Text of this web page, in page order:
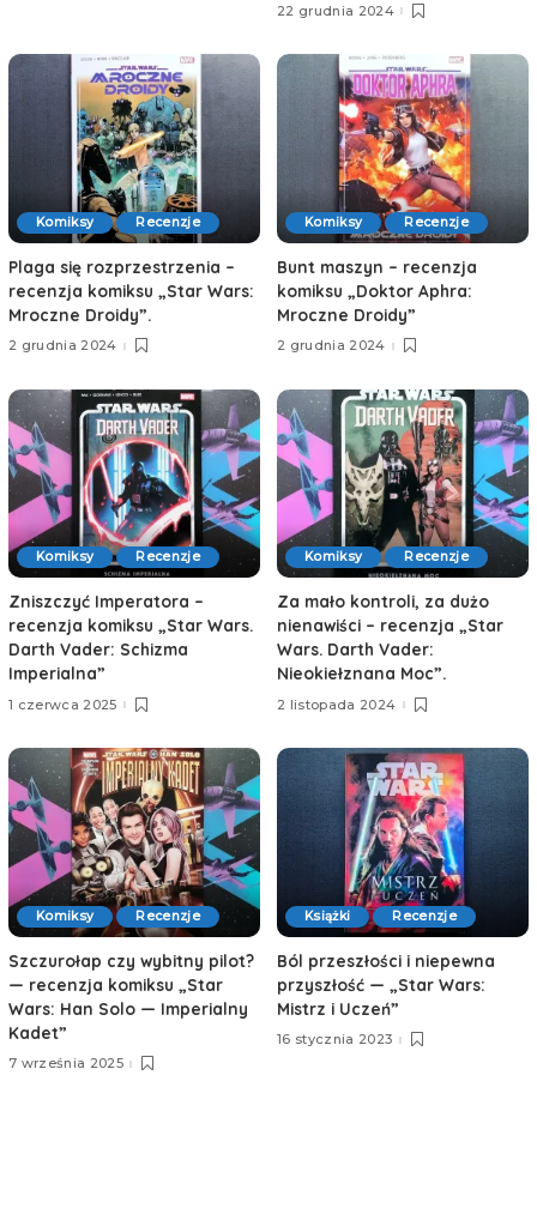
22 grudnia 2024
Komiksy Recenzje
Plaga się rozprzestrzenia –
recenzja komiksu „Star Wars:
Mroczne Droidy”.
2 grudnia 2024
Komiksy Recenzje
Bunt maszyn – recenzja
komiksu „Doktor Aphra:
Mroczne Droidy”
2 grudnia 2024
Komiksy Recenzje
Zniszczyć Imperatora –
recenzja komiksu „Star Wars.
Darth Vader: Schizma
Imperialna”
1 czerwca 2025
Komiksy Recenzje
Za mało kontroli, za dużo
nienawiści – recenzja „Star
Wars. Darth Vader:
Nieokiełznana Moc”.
2 listopada 2024
Komiksy Recenzje
Szczurołap czy wybitny pilot?
— recenzja komiksu „Star
Wars: Han Solo — Imperialny
Kadet”
7 września 2025
Książki Recenzje
Ból przeszłości i niepewna
przyszłość — „Star Wars:
Mistrz i Uczeń”
16 stycznia 2023